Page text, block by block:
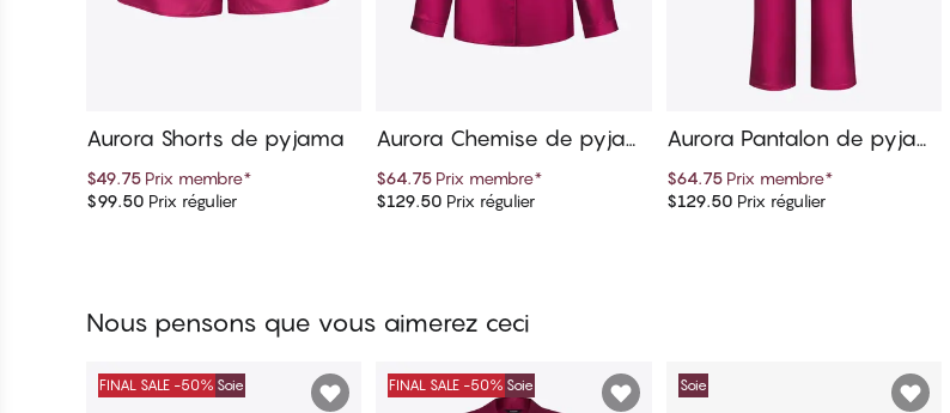
Ajouter au panier
Aurora Shorts de pyjama
$49.75 Prix membre*
$99.50 Prix régulier Ajouter au panier
Aurora Chemise de pyjam
$64.75 Prix membre*
$129.50 Prix régulier Ajouter au panier
Aurora Pantalon de pyjam
$64.75 Prix membre*
$129.50Prix régulier
Nous pensons que vous aimerez ceci
FINAL SALE -50% Soie FINAL SALE -50% Soie Soie